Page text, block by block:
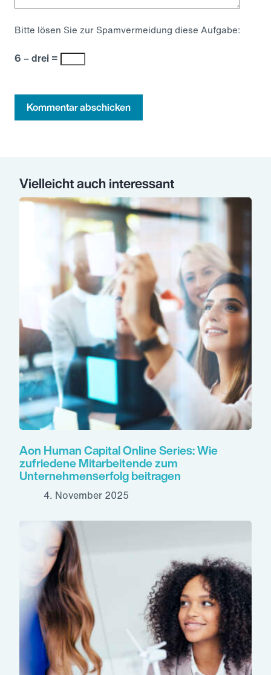
Bitte lösen Sie zur Spamvermeidung diese Aufgabe:
6 − drei =
Kommentar abschicken
Vielleicht auch interessant
Aon Human Capital Online Series: Wie
zufriedene Mitarbeitende zum
Unternehmenserfolg beitragen
4. November 2025